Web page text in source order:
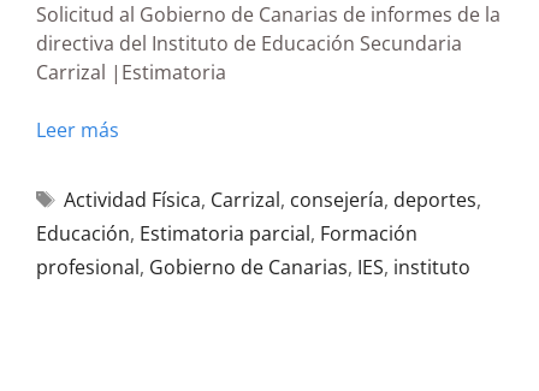
Solicitud al Gobierno de Canarias de informes de la
directiva del Instituto de Educación Secundaria
Carrizal |Estimatoria
Leer más
Actividad Física, Carrizal, consejería, deportes,
Educación, Estimatoria parcial, Formación
profesional, Gobierno de Canarias, IES, instituto